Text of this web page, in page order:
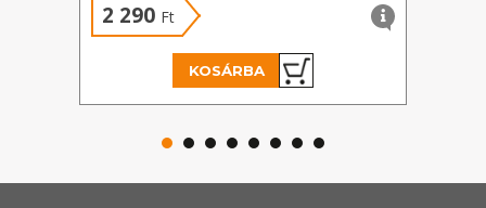
2 290 Ft
KOSÁRBA